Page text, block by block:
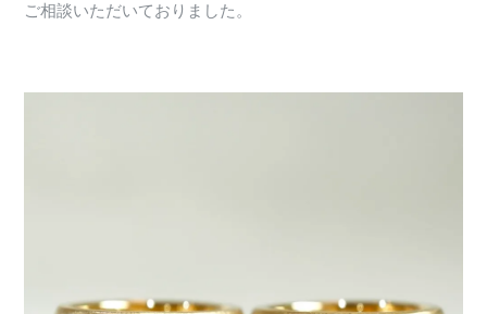
ご相談いただいておりました。